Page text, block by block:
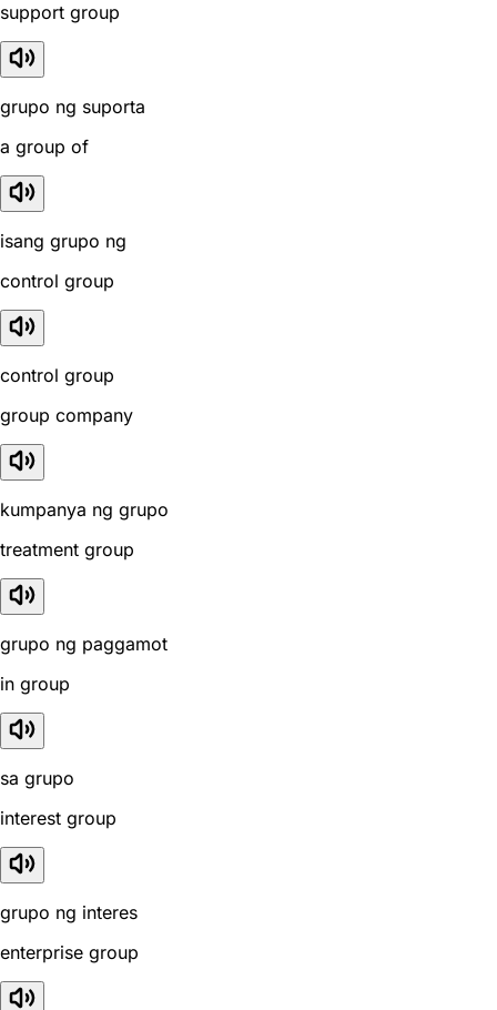
support group
grupo ng suporta
a group of
isang grupo ng
control group
control group
group company
kumpanya ng grupo
treatment group
grupo ng paggamot
in group
sa grupo
interest group
grupo ng interes
enterprise group